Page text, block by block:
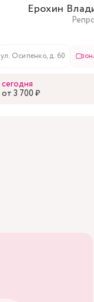
Ерохин
ул. Осипенко, д. 60
сегодня
oт 3 700 ₽